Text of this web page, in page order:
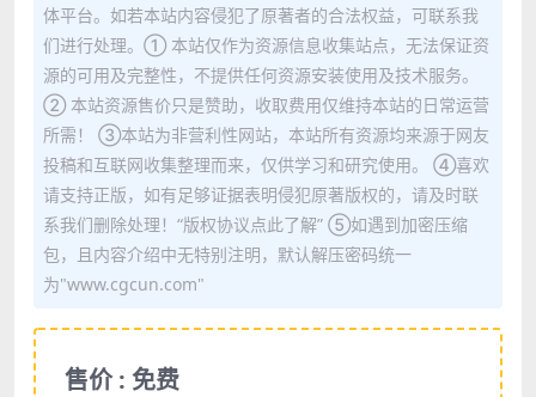
体平台。如若本站内容侵犯了原著者的合法权益，可联系我
们进行处理。① 本站仅作为资源信息收集站点，无法保证资
源的可用及完整性，不提供任何资源安装使用及技术服务。
② 本站资源售价只是赞助，收取费用仅维持本站的日常运营
所需！ ③本站为非营利性网站，本站所有资源均来源于网友
投稿和互联网收集整理而来，仅供学习和研究使用。 ④喜欢
请支持正版，如有足够证据表明侵犯原著版权的，请及时联
系我们删除处理！“版权协议点此了解” ⑤如遇到加密压缩
包，且内容介绍中无特别注明，默认解压密码统一
为"www.cgcun.com"
售价 : 免费